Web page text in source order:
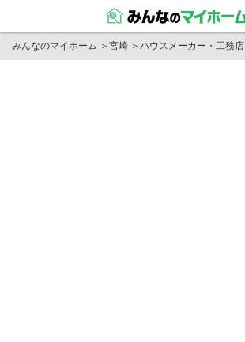
みんなのマイホーム ＞ 宮崎 ＞ ハウスメーカー・工務店